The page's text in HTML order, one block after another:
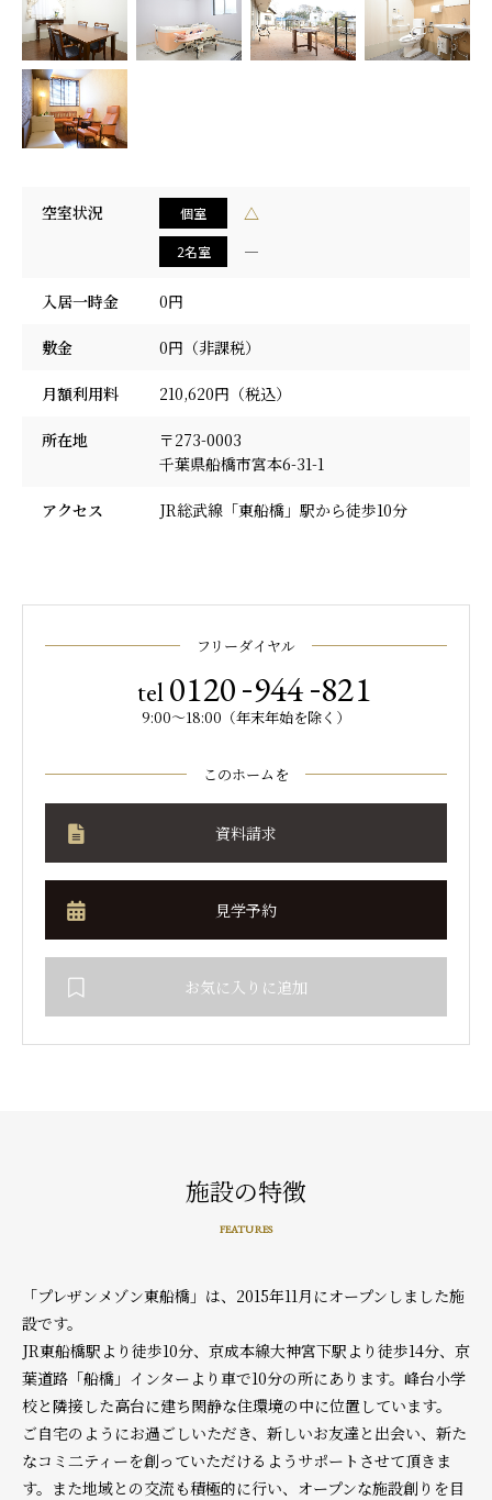
空室状況 個室 △
2名室 ―
入居一時金 0円
敷金 0円（非課税）
月額利用料 210,620円（税込）
所在地
〒273-0003
千葉県船橋市宮本6-31-1
アクセス JR総武線「東船橋」駅から徒歩10分
フリーダイヤル
tel0120-944-821
9:00～18:00（年末年始を除く）
このホームを
資料請求
見学予約
お気に入りに追加
施設の特徴
FEATURES
「プレザンメゾン東船橋」は、2015年11月にオープンしました施
設です。
JR東船橋駅より徒歩10分、京成本線大神宮下駅より徒歩14分、京
葉道路「船橋」インターより車で10分の所にあります。峰台小学
校と隣接した高台に建ち閑静な住環境の中に位置しています。
ご自宅のようにお過ごしいただき、新しいお友達と出会い、新た
なコミ二ティーを創っていただけるようサポートさせて頂きま
す。また地域との交流も積極的に行い、オープンな施設創りを目